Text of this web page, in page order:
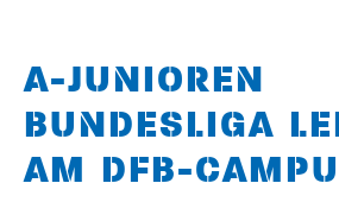
A-JUNIOREN
BUNDESLIGA
AM DFB-